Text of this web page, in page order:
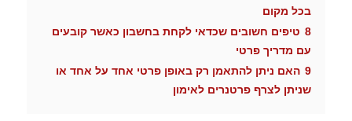
בכל מקום
8 טיפים חשובים שכדאי לקחת בחשבון כאשר קובעים
עם מדריך פרטי
9 האם ניתן להתאמן רק באופן פרטי אחד על אחד או
שניתן לצרף פרטנרים לאימון